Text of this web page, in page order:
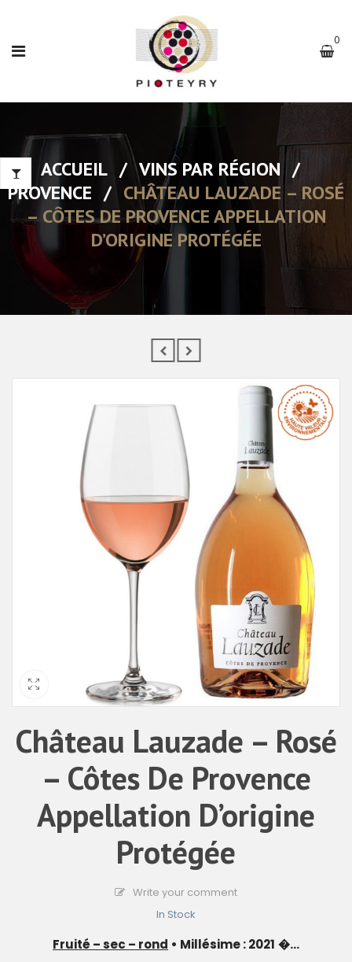
0
ACCUEIL / VINS PAR RÉGION /
PROVENCE / CHÂTEAU LAUZADE – ROSÉ
– CÔTES DE PROVENCE APPELLATION
D’ORIGINE PROTÉGÉE
Château Lauzade – Rosé
– Côtes De Provence
Appellation D’origine
Protégée
Write your comment
In Stock
Fruité – sec – rond • Millésime : 2021 �...